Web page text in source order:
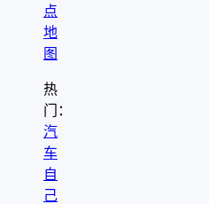
点
地
图
热
门：
汽
车
自
己